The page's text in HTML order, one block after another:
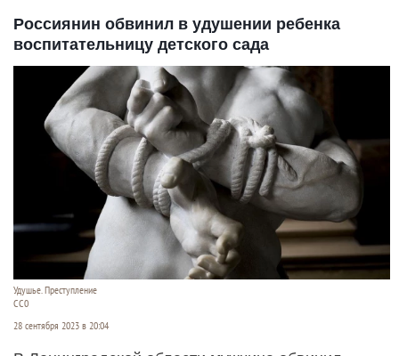
Россиянин обвинил в удушении ребенка
воспитательницу детского сада
Удушье. Преступление
СС0
28 сентября 2023 в 20:04